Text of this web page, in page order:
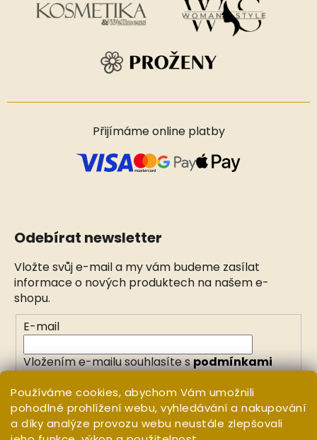
Používáme cookies, abychom Vám umožnili
pohodlné prohlížení webu, vyhledávání a nakupování
a díky analýze provozu webu neustále zlepšovali
Přijímáme online platby
Odebírat newsletter
Vložte svůj e-mail a my vám budeme zasílat
informace o nových produktech na našem e-
shopu.
E-mail
Vložením e-mailu souhlasíte spodmínkami
PŘIHLÁSIT SE